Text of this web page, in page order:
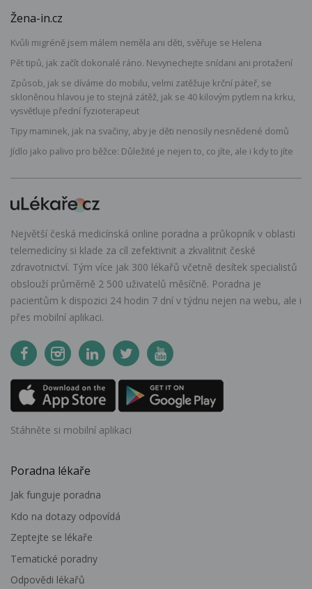
Žena-in.cz
Kvůli migréně jsem málem neměla ani děti, svěřuje se Helena
Pět tipů, jak začít dokonalé ráno. Nevynechejte snídani ani protažení
Způsob, jak se díváme do mobilu, velmi zatěžuje krční páteř, se
skloněnou hlavou je to stejná zátěž, jak se 40 kilovým pytlem na krku,
vysvětluje přední fyzioterapeut
Tipy maminek, jak na svačiny, aby je děti nenosily nesnědené domů
Jídlo jako palivo pro běžce: Důležité je nejen to, co jíte, ale i kdy to jíte
Největší česká medicínská online poradna a průkopník v oblasti
telemedicíny si klade za cíl zefektivnit a zkvalitnit české
zdravotnictví. Tým více jak 300 lékařů včetně desítek specialistů
obslouží průměrně 2 500 uživatelů měsíčně. Poradna je
pacientům k dispozici 24 hodin 7 dní v týdnu nejen na webu, ale i
přes mobilní aplikaci.
Stáhněte si mobilní aplikaci
Poradna lékaře
Jak funguje poradna
Kdo na dotazy odpovídá
Zeptejte se lékaře
Tematické poradny
Odpovědi lékařů